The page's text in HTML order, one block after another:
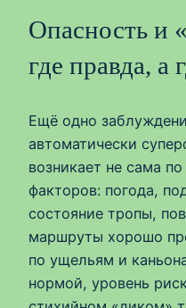
Опасность и
где правда, а
Ещё одно
автоматически
возникает не сама
факторов: погода,
состояние тропы,
маршруты хорошо
по ущельям и
нормой, уровень